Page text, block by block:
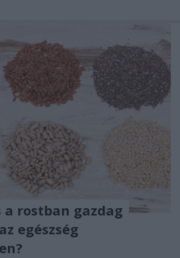
rostban gazdag
egészség